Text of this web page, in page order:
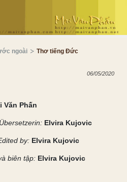
ngoài Thơ tiếng Đức
06/05/2020
Văn Phấn
Elvira Kujovic
by: Elvira Kujovic
biên tập: Elvira Kujovic